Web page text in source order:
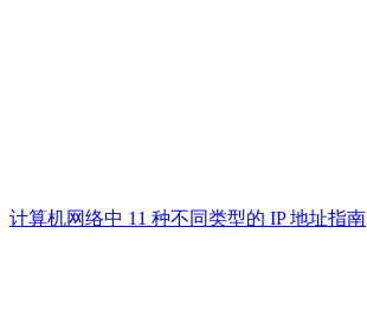
计算机网络中 11 种不同类型的 IP 地址指南